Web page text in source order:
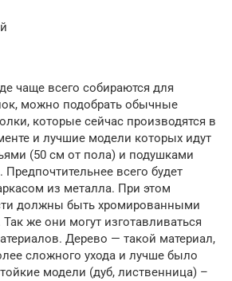
чаще всего собираются для
можно подобрать обычные
которые сейчас производятся в
и лучшие модели которых идут
(50 см от пола) и подушками
Предпочтительнее всего будет
из металла. При этом
должны быть хромированными
же они могут изготавливаться
Дерево — такой материал,
сложного ухода и лучше было
модели (дуб, лиственница) –